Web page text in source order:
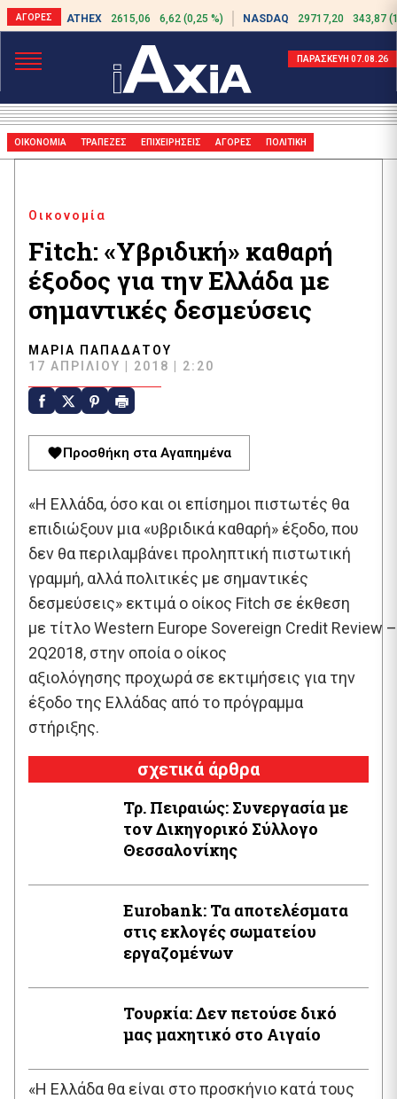
ATHEX 2615,06 6,62 (0,25 %) NASDAQ 29717,20 343,87
ΠΑΡΑΣΚΕΥΗ 07.08.26
ΟΙΚΟΝΟΜΙΑ ΤΡΑΠΕΖΕΣ ΕΠΙΧΕΙΡΗΣΕΙΣ ΑΓΟΡΕΣ ΠΟΛΙΤΙΚΗ
Οικονομία
Fitch: «Υβριδική» καθαρή
έξοδος για την Ελλάδα με
σημαντικές δεσμεύσεις
ΜΑΡΊΑ ΠΑΠΑΔΆΤΟΥ
17 ΑΠΡΙΛΊΟΥ | 2018 | 2:20
Προσθήκη στα Αγαπημένα
«H Ελλάδα, όσο και οι επίσημοι πιστωτές θα
επιδιώξουν μια «υβριδικά καθαρή» έξοδο, που
δεν θα περιλαμβάνει προληπτική πιστωτική
γραμμή, αλλά πολιτικές με σημαντικές
δεσμεύσεις» εκτιμά ο οίκος Fitch σε έκθεση
με τίτλο Western Europe Sovereign Credit Review –
2Q2018, στην οποία ο οίκος
αξιολόγησης προχωρά σε εκτιμήσεις για την
έξοδο της Ελλάδας από το πρόγραμμα
στήριξης.
σχετικά άρθρα
Τρ. Πειραιώς: Συνεργασία με
τον Δικηγορικό Σύλλογο
Θεσσαλονίκης
Εurobank: Τα αποτελέσματα
στις εκλογές σωματείου
εργαζομένων
Τουρκία: Δεν πετούσε δικό
μας μαχητικό στο Αιγαίο
«Η Ελλάδα θα είναι στο προσκήνιο κατά τους